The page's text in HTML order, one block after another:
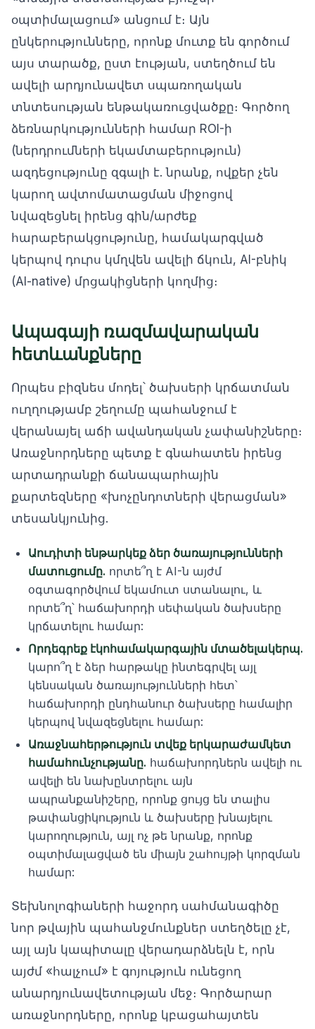
օպտիմալացում» անցում է։ Այն
ընկերությունները, որոնք մուտք են գործում
այս տարածք, ըստ էության, ստեղծում են
ավելի արդյունավետ սպառողական
տնտեսության ենթակառուցվածքը։ Գործող
ձեռնարկությունների համար ROI-ի
(ներդրումների եկամտաբերություն)
ազդեցությունը զգալի է. նրանք, ովքեր չեն
կարող ավտոմատացման միջոցով
նվազեցնել իրենց գին/արժեք
հարաբերակցությունը, համակարգված
կերպով դուրս կմղվեն ավելի ճկուն, AI-բնիկ
(AI-native) մրցակիցների կողմից։
Ապագայի ռազմավարական
հետևանքները
Որպես բիզնես մոդել՝ ծախսերի կրճատման
ուղղությամբ շեղումը պահանջում է
վերանայել աճի ավանդական չափանիշները։
Առաջնորդները պետք է գնահատեն իրենց
արտադրանքի ճանապարհային
քարտեզները «խոչընդոտների վերացման»
տեսանկյունից.
Աուդիտի ենթարկեք ձեր ծառայությունների
մատուցումը. որտե՞ղ է AI-ն այժմ
օգտագործվում եկամուտ ստանալու, և
որտե՞ղ՝ հաճախորդի սեփական ծախսերը
կրճատելու համար:
Որդեգրեք էկոհամակարգային մտածելակերպ.
կարո՞ղ է ձեր հարթակը ինտեգրվել այլ
կենսական ծառայությունների հետ՝
հաճախորդի ընդհանուր ծախսերը համալիր
կերպով նվազեցնելու համար:
Առաջնահերթություն տվեք երկարաժամկետ
համահունչությանը. հաճախորդներն ավելի ու
ավելի են նախընտրելու այն
ապրանքանիշերը, որոնք ցույց են տալիս
թափանցիկություն և ծախսերը խնայելու
կարողություն, այլ ոչ թե նրանք, որոնք
օպտիմալացված են միայն շահույթի կորզման
համար:
Տեխնոլոգիաների հաջորդ սահմանագիծը
նոր թվային պահանջմունքներ ստեղծելը չէ,
այլ այն կապիտալը վերադարձնելն է, որն
այժմ «հալչում» է գոյություն ունեցող
անարդյունավետության մեջ։ Գործարար
առաջնորդները, որոնք կբացահայտեն